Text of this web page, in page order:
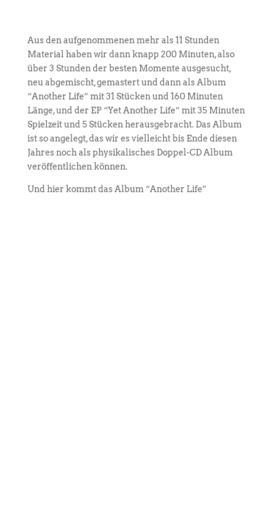
Aus den aufgenommenen mehr als 11 Stunden
Material haben wir dann knapp 200 Minuten, also
über 3 Stunden der besten Momente ausgesucht,
neu abgemischt, gemastert und dann als Album
“Another Life” mit 31 Stücken und 160 Minuten
Länge, und der EP “Yet Another Life” mit 35 Minuten
Spielzeit und 5 Stücken herausgebracht. Das Album
ist so angelegt, das wir es vielleicht bis Ende diesen
Jahres noch als physikalisches Doppel-CD Album
veröffentlichen können.
Und hier kommt das Album “Another Life”